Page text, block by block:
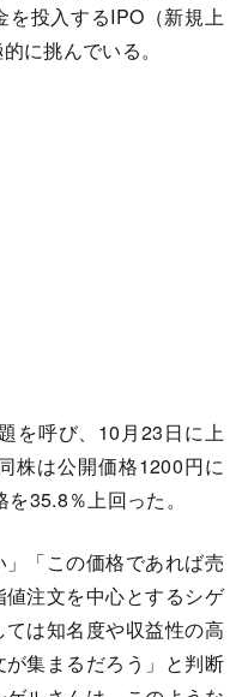
を投入するIPO（新規上
に挑んでいる。
を呼び、10月23日に上
株は公開価格1200円に
35.8％上回った。
「この価格であれば売
注文を中心とするシゲ
は知名度や収益性の高
集まるだろう」と判断